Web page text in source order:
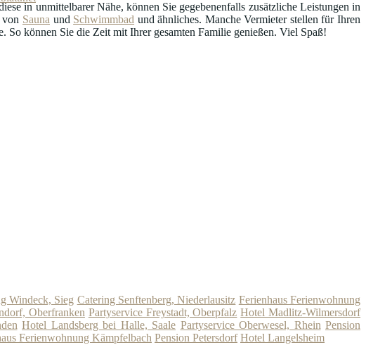
in unmittelbarer Nähe, können Sie gegebenenfalls zusätzliche Leistungen in
von Saunaund Schwimmbad und ähnliches. Manche Vermieter stellen für Ihren
können Sie die Zeit mit Ihrer gesamten Familie genießen. Viel Spaß!
Windeck, Sieg Catering Senftenberg, Niederlausitz Ferienhaus Ferienwohnung
Oberfranken Partyservice Freystadt, Oberpfalz Hotel Madlitz-Wilmersdorf
Hotel Landsberg bei Halle, Saale Partyservice Oberwesel, Rhein Pension
Ferienwohnung Kämpfelbach Pension Petersdorf Hotel Langelsheim